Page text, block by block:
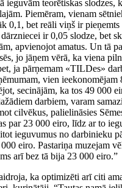
ieguvām teorētiskas slodzes,
Piemēram, vienam
0,1, bet reāli viņš ir
ir 0,05 slodze, bet
apvienojot amatus. Un tā
jo jāņem vērā, ka viena
ja pārņemam «TILDes»
vien
secinājām, ka tos 49 000
darbiem, varam
cilvēkus, palielināsies
par 23 000 eiro, līdz ar to
ieguvumus no darbinieku
eiro. Pastariņa muzejam
arī bez tā bija 23 000 eiro.”
ka optimizēti arī citi